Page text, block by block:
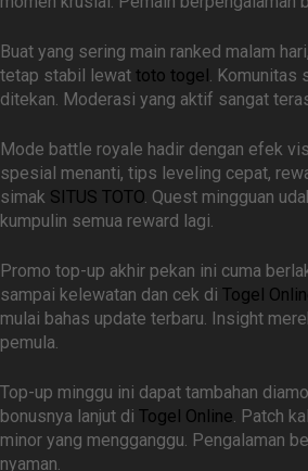
Buat yang sering main ranked malam
tetap stabil lewat toto togel . Komunitas
ditekan. Moderasi yang aktif sangat
Mode battle royale hadir dengan efek
spesial menanti, tips leveling cepat,
simak SITUS TOTO. Quest mingguan
kumpulin semua reward lagi.
Promo top-up akhir pekan ini cuma
sampai kelewatan dan cek di Togel
mulai bahas update terbaru. Insight
pemula.
Top-up minggu ini dapat tambahan
bonusnya lanjut di Togel Online. Patch
minor yang mengganggu. Pengalaman
nyaman.